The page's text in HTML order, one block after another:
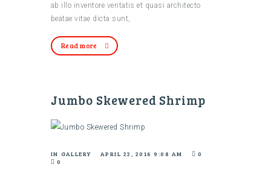
ab illo inventore veritatis et quasi architecto
beatae vitae dicta sunt,
Read more
Jumbo Skewered Shrimp
IN GALLERY APRIL 22, 2016 9:08 AM
0
0